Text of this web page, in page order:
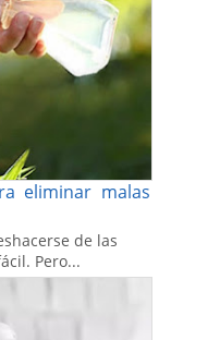
eliminar malas
de las
Pero...